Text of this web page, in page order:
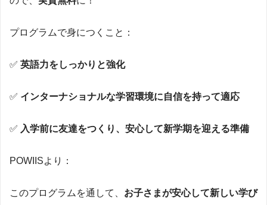
プログラムで身につくこと：
✅ 英語力をしっかりと強化
✅ インターナショナルな学習環境に自信を持って適応
✅ 入学前に友達をつくり、安心して新学期を迎える準備
POWIISより：
このプログラムを通して、 お子さまが安心して新しい学び